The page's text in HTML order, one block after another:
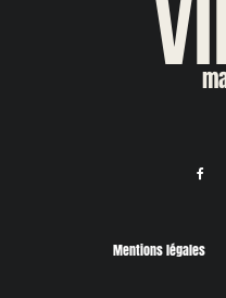
Mentions légales